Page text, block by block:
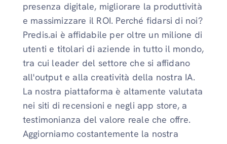
presenza digitale, migliorare la produttività
e massimizzare il ROI. Perché fidarsi di noi?
Predis.ai è affidabile per oltre un milione di
utenti e titolari di aziende in tutto il mondo,
tra cui leader del settore che si affidano
all'output e alla creatività della nostra IA.
La nostra piattaforma è altamente valutata
nei siti di recensioni e negli app store, a
testimonianza del valore reale che offre.
Aggiorniamo costantemente la nostra